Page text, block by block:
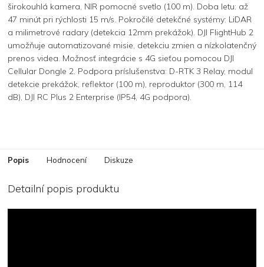
širokouhlá kamera, NIR pomocné svetlo (100 m). Doba letu: až
47 minút pri rýchlosti 15 m/s. Pokročilé detekčné systémy: LiDAR
a milimetrové radary (detekcia 12mm prekážok). DJI FlightHub 2
umožňuje automatizované misie, detekciu zmien a nízkolatenčný
prenos videa. Možnosť integrácie s 4G sieťou pomocou DJI
Cellular Dongle 2. Podpora príslušenstva: D-RTK 3 Relay, modul
detekcie prekážok, reflektor (100 m), reproduktor (300 m, 114
dB), DJI RC Plus 2 Enterprise (IP54, 4G podpora).
Popis Hodnocení Diskuze
Detailní popis produktu